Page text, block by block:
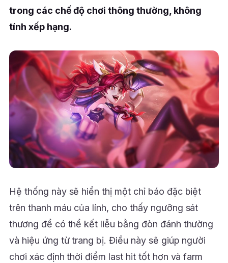
trong các chế độ chơi thông thường, không
tính xếp hạng.
Hệ thống này sẽ hiển thị một chỉ báo đặc biệt
trên thanh máu của lính, cho thấy ngưỡng sát
thương để có thể kết liễu bằng đòn đánh thường
và hiệu ứng từ trang bị. Điều này sẽ giúp người
chơi xác định thời điểm last hit tốt hơn và farm